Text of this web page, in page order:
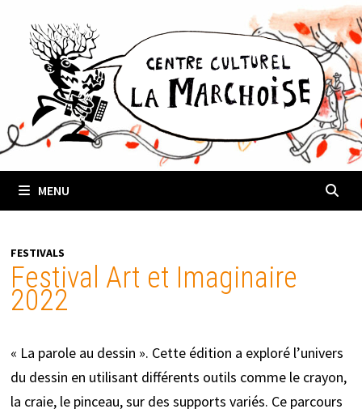
contenu
MENU
FESTIVALS
Festival Art et Imaginaire
2022
« La parole au dessin ». Cette édition a exploré l’univers
du dessin en utilisant différents outils comme le crayon,
la craie, le pinceau, sur des supports variés. Ce parcours